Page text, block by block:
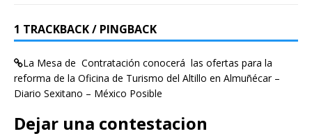
1 TRACKBACK / PINGBACK
La Mesa de Contratación conocerá las ofertas para la
reforma de la Oficina de Turismo del Altillo en Almuñécar –
Diario Sexitano – México Posible
Dejar una contestacion